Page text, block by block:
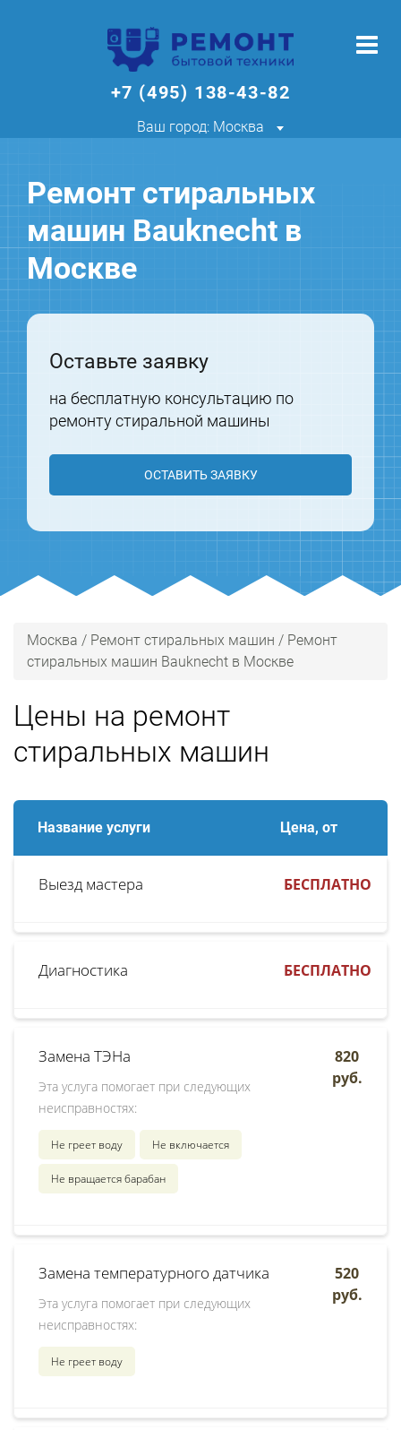
+7 (495) 138-43-82
Ваш город: Москва
Ремонт стиральных
машин Bauknecht в
Москве
Оставьте заявку
на бесплатную консультацию по
ремонту стиральной машины
ОСТАВИТЬ ЗАЯВКУ
Москва / Ремонт стиральных машин / Ремонт
стиральных машин Bauknecht в Москве
Цены на ремонт
стиральных машин
Название услуги Цена, от
Выезд мастера БЕСПЛАТНО
Диагностика БЕСПЛАТНО
Замена ТЭНа
Эта услуга помогает при следующих
неисправностях:
Не греет воду Не включается
Не вращается барабан
820
руб.
Замена температурного датчика
Эта услуга помогает при следующих
неисправностях:
Не греет воду
520
руб.